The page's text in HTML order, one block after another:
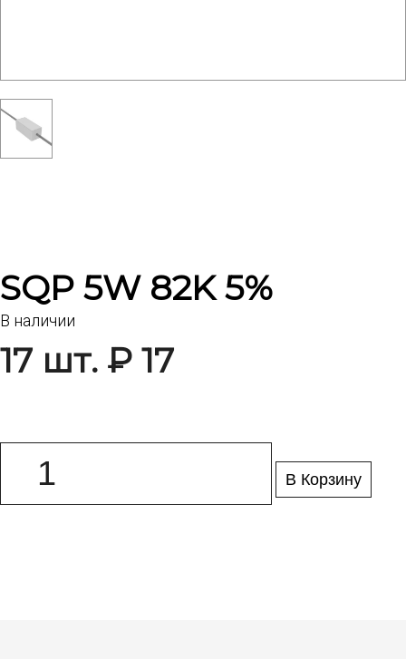
SQP 5W 82K 5%
В наличии
17 шт. ₽ 17
В Корзину